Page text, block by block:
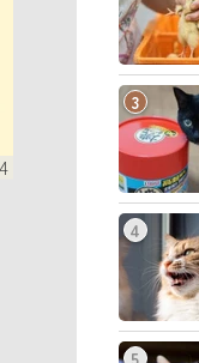
4
3
4
5